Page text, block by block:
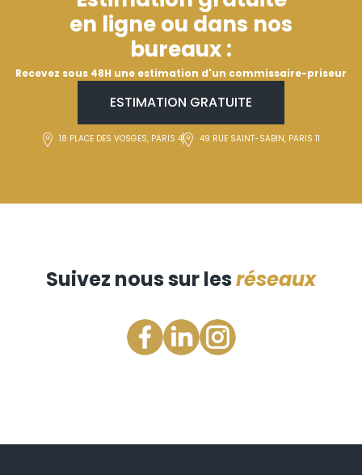
en ligne ou dans nos
bureaux :
Recevez sous 48H une estimation d'un commissaire-priseur
ESTIMATION GRATUITE
18 PLACE DES VOSGES, PARIS 4 49 RUE SAINT-SABIN, PARIS 11
Suivez nous sur lesréseaux